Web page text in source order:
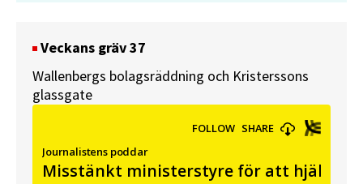
Veckans gräv 37
Wallenbergs bolagsräddning och Kristerssons
glassgate